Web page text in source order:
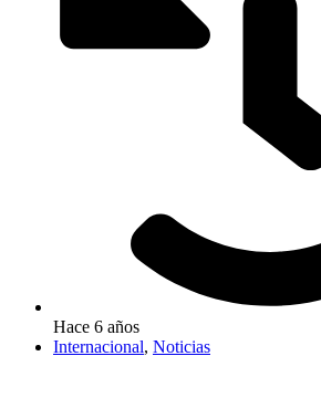
Hace 6 años
Internacional, Noticias